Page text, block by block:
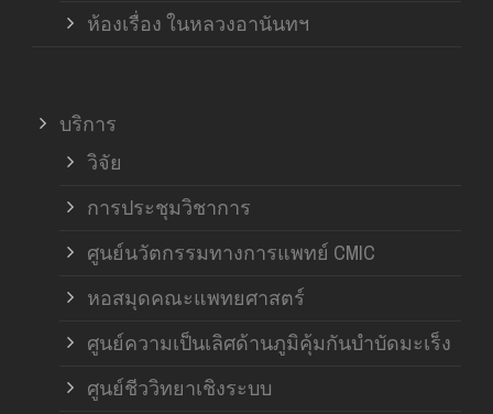
ห้องเรื่อง ในหลวงอานันทฯ
บริการ
วิจัย
การประชุมวิชาการ
ศูนย์นวัตกรรมทางการแพทย์ CMIC
หอสมุดคณะแพทยศาสตร์
ศูนย์ความเป็นเลิศด้านภูมิคุ้มกันบำบัดมะเร็ง
ศูนย์ชีววิทยาเชิงระบบ